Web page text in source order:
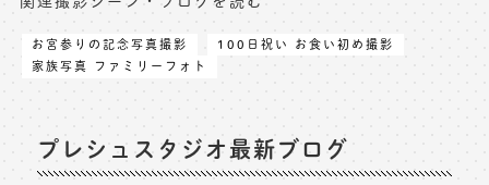
お宮参りの記念写真撮影
100日祝い お食い初め撮影
家族写真 ファミリーフォト
プレシュスタジオ最新ブログ